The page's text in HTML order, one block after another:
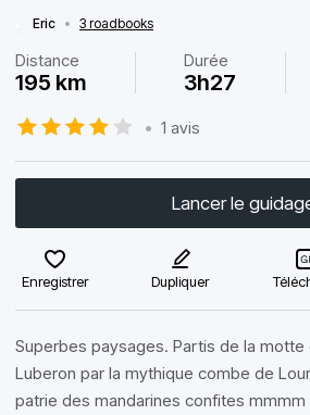
Eric • 3 roadbooks
Distance
195 km
Durée
3h27
• 1 avis
Lancer le
Enregistrer Dupliquer
Superbes paysages. Partis de la
Luberon par la mythique combe de
patrie des mandarines confites mmmm